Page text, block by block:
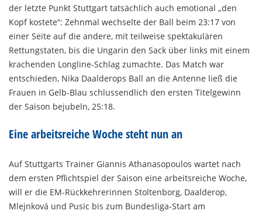
der letzte Punkt Stuttgart tatsächlich auch emotional „den
Kopf kostete“: Zehnmal wechselte der Ball beim 23:17 von
einer Seite auf die andere, mit teilweise spektakulären
Rettungstaten, bis die Ungarin den Sack über links mit einem
krachenden Longline-Schlag zumachte. Das Match war
entschieden, Nika Daalderops Ball an die Antenne ließ die
Frauen in Gelb-Blau schlussendlich den ersten Titelgewinn
der Saison bejubeln, 25:18.
Eine arbeitsreiche Woche steht nun an
Auf Stuttgarts Trainer Giannis Athanasopoulos wartet nach
dem ersten Pflichtspiel der Saison eine arbeitsreiche Woche,
will er die EM-Rückkehrerinnen Stoltenborg, Daalderop,
Mlejnková und Pusic bis zum Bundesliga-Start am